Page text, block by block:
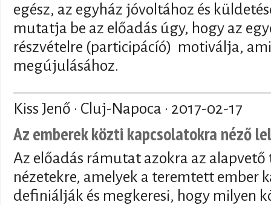
egész, az egyház jóvoltához és
mutatja be az előadás úgy, hogy az
részvételre (participácíó) motiválja,
megújulásához.
Kiss Jenő · Cluj-Napoca · 2017-02-17
Az emberek közti kapcsolatokra néző
Az előadás rámutat azokra az
nézetekre, amelyek a teremtett ember
definiálják és megkeresi, hogy milyen